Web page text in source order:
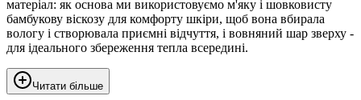
матеріал: як основа ми використовуємо м'яку і шовковисту
бамбукову віскозу для комфорту шкіри, щоб вона вбирала
вологу і створювала приємні відчуття, і вовняний шар зверху -
для ідеального збереження тепла всередині.
Читати більше